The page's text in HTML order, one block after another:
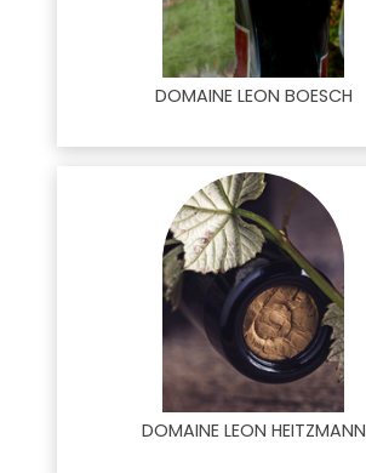
DOMAINE LEON BOESCH
DOMAINE LEON HEITZMANN